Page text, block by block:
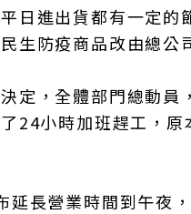
日進出貨都有一定
生防疫商品改由總公
定，全體部門總動
24小時加班趕工，
延長營業時間到午夜